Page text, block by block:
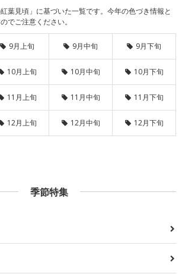
葉見頃」に基づいた一覧です。今年の色づき情報と
でご注意ください。
9月上旬 9月中旬 9月下旬
10月上旬 10月中旬 10月下旬
11月上旬 11月中旬 11月下旬
12月上旬 12月中旬 12月下旬
季節特集